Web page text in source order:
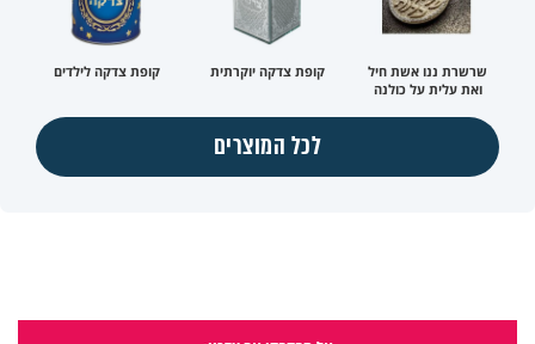
שרשרת ננו אשת חיל
ואת עלית על כולנה
קופת צדקה יוקרתית קופת צדקה לילדים
לכל המוצרים